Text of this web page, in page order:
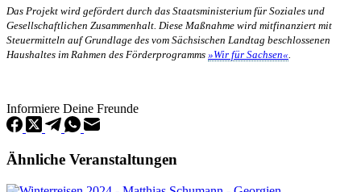
Das Projekt wird gefördert durch das Staatsministerium für Soziales und
Gesellschaftlichen Zusammenhalt. Diese Maßnahme wird mitfinanziert mit
Steuermitteln auf Grundlage des vom Sächsischen Landtag beschlossenen
Haushaltes im Rahmen des Förderprogramms »Wir für Sachsen«.
Informiere Deine Freunde
Ähnliche Veranstaltungen